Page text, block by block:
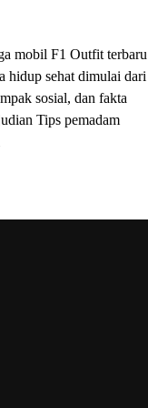
mobil F1 Outfit terbaru
hidup sehat dimulai dari
sosial, dan fakta
Tips pemadam